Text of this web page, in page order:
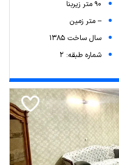
90 متر زیربنا
-- متر زمین
سال ساخت 1385
شماره طبقه: 2